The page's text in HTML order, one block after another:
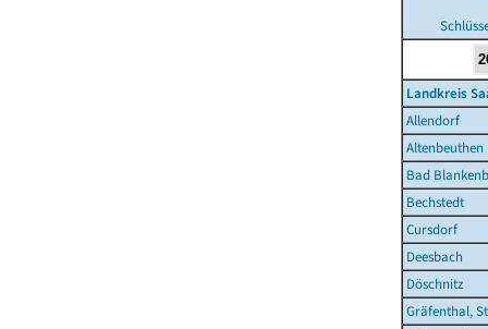
Landkreis
Allendorf
Altenbeuthen
Bad
Bechstedt
Cursdorf
Deesbach
Döschnitz
Gräfenthal,